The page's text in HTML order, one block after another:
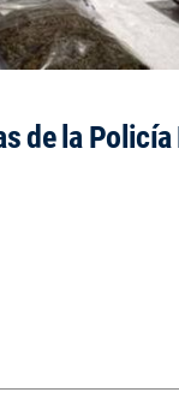
de la Policía